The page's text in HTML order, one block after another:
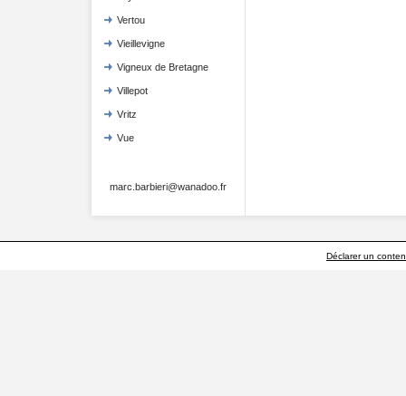
Vertou
Vieillevigne
Vigneux de Bretagne
Villepot
Vritz
Vue
marc.barbieri@wanadoo.fr
Déclarer un